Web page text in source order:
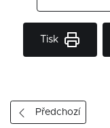
Tisk
Předchozí